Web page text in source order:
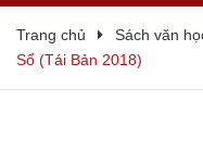
Trang chủ Sách văn
Sổ (Tái Bản 2018)